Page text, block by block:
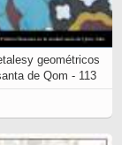
geométricos
de Qom - 113